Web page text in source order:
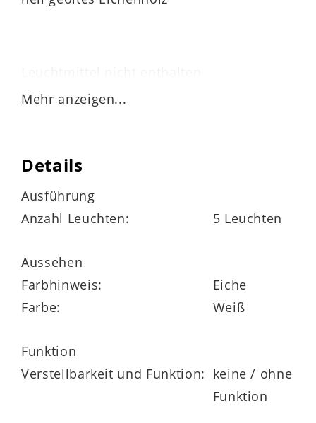
benötigt werden fünf Leuchtmittel mit
Maße
Kabellänge ca. 110 cm
Leuchten-Serie
Mehr anzeigen...
Details
Ausführung
Anzahl Leuchten:
5 Leuchten
Aussehen
Farbhinweis:
Eiche
Farbe:
Weiß
Funktion
Verstellbarkeit und Funktion: keine / ohne
Funktion